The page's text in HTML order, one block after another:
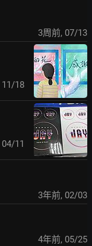
3周前, 07/13
11/18
04/11
3年前, 02/03
4年前, 05/25